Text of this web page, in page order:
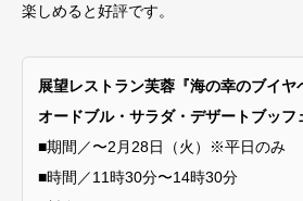
楽しめると好評です。
展望レストラン芙蓉『海の幸のブイヤ
オードブル・サラダ・デザートブッフ
■期間／〜2月28日（火）※平日のみ
■時間／11時30分〜14時30分